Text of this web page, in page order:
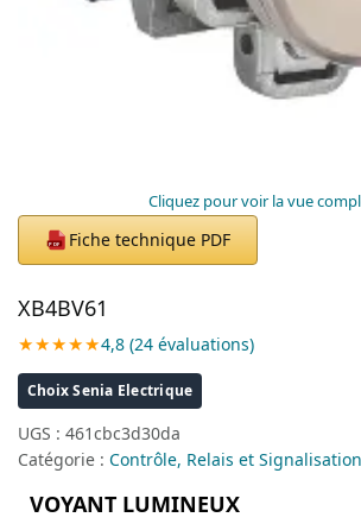
Cliquez pour voir la vue
PDF Fiche technique PDF
XB4BV61
★★★★★4,8 (24 évaluations)
Choix Senia Electrique
UGS : 461cbc3d30da
Catégorie : Contrôle, Relais et Signalisation
VOYANT LUMINEUX